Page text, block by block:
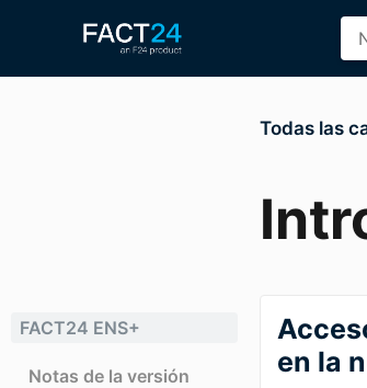
Todas las
FACT24 ENS+
Notas de la versión
en la